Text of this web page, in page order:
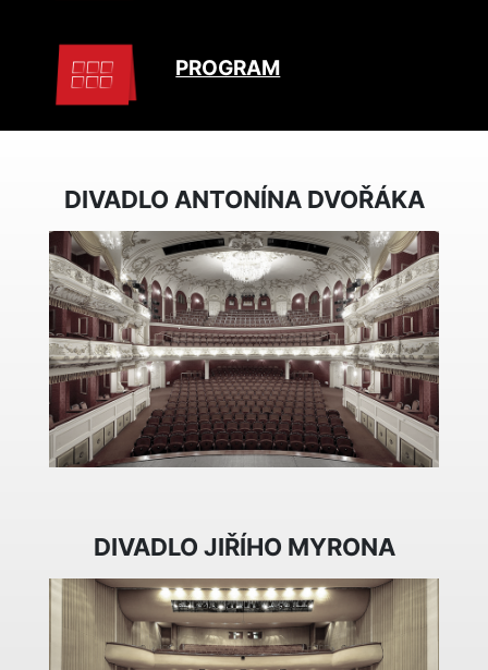
PROGRAM
DIVADLO ANTONÍNA DVOŘÁKA
DIVADLO JIŘÍHO MYRONA